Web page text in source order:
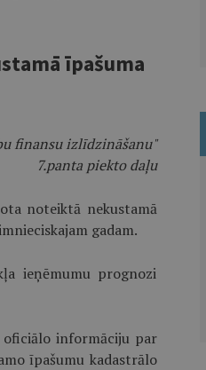
īpašuma
finansu izlīdzināšanu"
7.panta piekto daļu
noteiktā nekustamā
gadam.
ieņēmumu prognozi
oficiālo informāciju par
īpašumu kadastrālo